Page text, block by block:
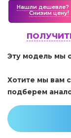
Нашли дешевле?
Cнизим цену!
Эту модель мы
Хотите мы вам
подберем